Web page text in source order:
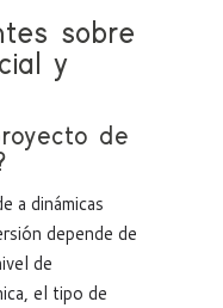
sobre
y
de
a dinámicas
depende de
de
el tipo de